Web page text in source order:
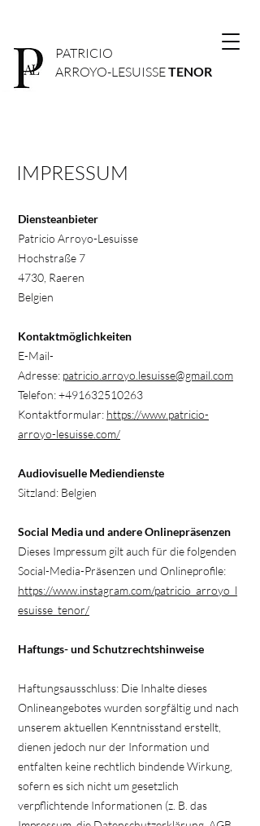
PATRICIO
ARROYO-LESUISSETENOR
IMPRESSUM
Diensteanbieter
Patricio Arroyo-Lesuisse
Hochstraße 7
4730, Raeren
Belgien
Kontaktmöglichkeiten
E-Mail-
Adresse: patricio.arroyo.lesuisse@gmail.com
Telefon:+491632510263
Kontaktformular: https://www.patricio-
arroyo-lesuisse.com/
Audiovisuelle Mediendienste
Sitzland: Belgien
Social Media und andere Onlinepräsenzen
Dieses Impressum gilt auch für die folgenden
Social-Media-Präsenzen und Onlineprofile:
https://www.instagram.com/patricio_arroyo_l
esuisse_tenor/
Haftungs- und Schutzrechtshinweise
Haftungsausschluss: Die Inhalte dieses
Onlineangebotes wurden sorgfältig und nach
unserem aktuellen Kenntnisstand erstellt,
dienen jedoch nur der Information und
entfalten keine rechtlich bindende Wirkung,
sofern es sich nicht um gesetzlich
verpflichtende Informationen (z. B. das